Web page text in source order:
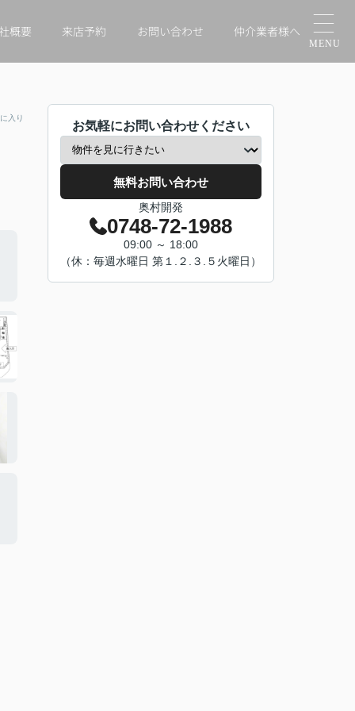
概要 来店予約 お問い合わせ 仲介業者様へ
入り
お気軽にお問い合わせください
無料お問い合わせ
奥村開発
0748-72-1988
09:00 ～ 18:00
（休：毎週水曜日 第１.２.３.５火曜日）